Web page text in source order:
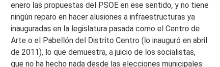
enero las propuestas del PSOE en ese sentido, y no tiene
ningún reparo en hacer alusiones a infraestructuras ya
inauguradas en la legislatura pasada como el Centro de
Arte o el Pabellón del Distrito Centro (lo inauguró en abril
de 2011), lo que demuestra, a juicio de los socialistas,
que no ha hecho nada desde las elecciones municipales